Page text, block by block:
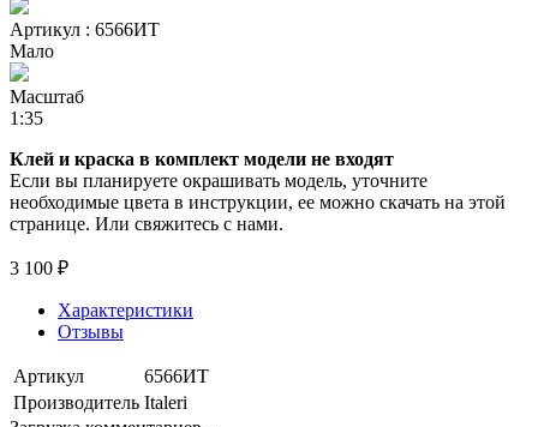
Артикул : 6566ИТ
Мало
Масштаб
1:35
Клей и краска в комплект модели не входят
Если вы планируете окрашивать модель, уточните
необходимые цвета в инструкции, ее можно скачать на этой
странице. Или свяжитесь с нами.
3 100 ₽
Характеристики
Отзывы
Артикул
6566ИТ
Производитель Italeri